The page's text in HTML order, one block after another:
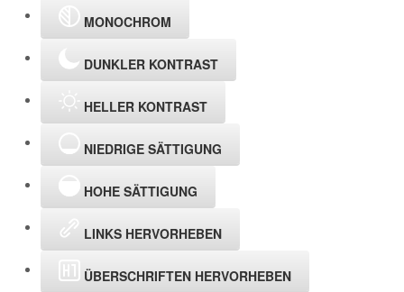
MONOCHROM
DUNKLER KONTRAST
HELLER KONTRAST
NIEDRIGE SÄTTIGUNG
HOHE SÄTTIGUNG
LINKS HERVORHEBEN
ÜBERSCHRIFTEN HERVORHEBEN